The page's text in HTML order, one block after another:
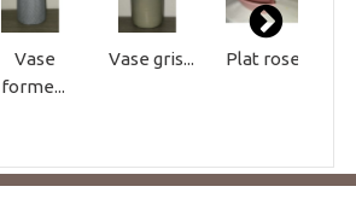
Vase
forme...
Vase gris... Plat rose...